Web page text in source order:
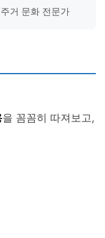
거 문화 전문가
을 꼼꼼히 따져보고,